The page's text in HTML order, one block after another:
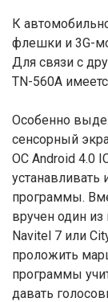
К
флешки и 3G-
Для связи с
TN-560A
Особенно
сенсорный
ОС Android 4.0
программы.
вручен один
Navitel 7 или
проложить
программы
давать